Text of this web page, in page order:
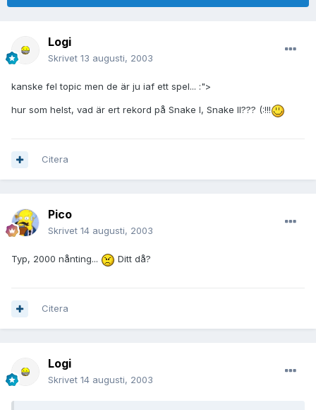
Logi
Skrivet 13 augusti, 2003
kanske fel topic men de är ju iaf ett spel... :">
hur som helst, vad är ert rekord på Snake I, Snake II??? (:!!!
Citera
Pico
Skrivet 14 augusti, 2003
Typ, 2000 nånting... Ditt då?
Citera
Logi
Skrivet 14 augusti, 2003